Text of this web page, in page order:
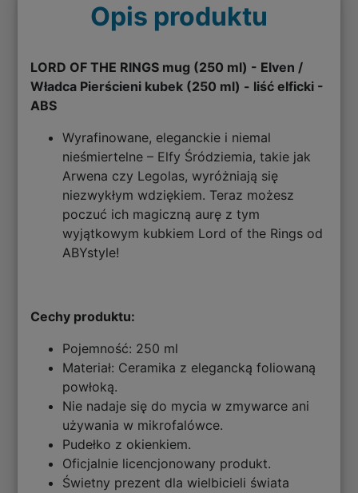
Opis produktu
LORD OF THE RINGS mug (250 ml) - Elven /
Władca Pierścieni kubek (250 ml) - liść elficki -
ABS
Wyrafinowane, eleganckie i niemal
nieśmiertelne – Elfy Śródziemia, takie jak
Arwena czy Legolas, wyróżniają się
niezwykłym wdziękiem. Teraz możesz
poczuć ich magiczną aurę z tym
wyjątkowym kubkiem Lord of the Rings od
ABYstyle!
Cechy produktu:
Pojemność: 250 ml
Materiał: Ceramika z elegancką foliowaną
powłoką.
Nie nadaje się do mycia w zmywarce ani
używania w mikrofalówce.
Pudełko z okienkiem.
Oficjalnie licencjonowany produkt.
Świetny prezent dla wielbicieli świata